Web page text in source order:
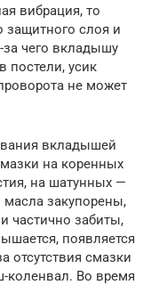
вибрация, то
защитного слоя и
за чего вкладышу
постели, усик
не может
вкладышей
на коренных
на шатунных —
закупорены,
частично забиты,
появляется
отсутствия смазки
коленвал. Во время